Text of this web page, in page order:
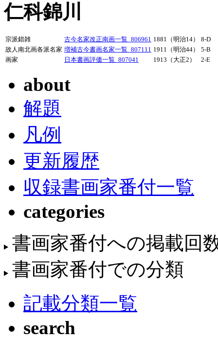
仁科錦川
宗派錯雑 古今名家改正南画一覧_806961 1881（明治14）
8-D
故人南北画各派名家 増補古今書画名家一覧_807111 1911（明治44）
5-B
画家
日本書画評価一覧_807041 1913（大正2） 2-E
about
解題
凡例
更新履歴
収録書画家番付一覧
categories
書画家番付への掲載回
書画家番付での分類
記載分類一覧
search